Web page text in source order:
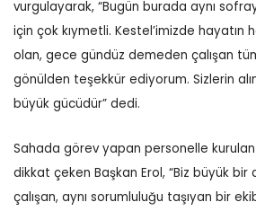
vurgulayarak, “Bugün burada aynı
için çok kıymetli. Kestel’imizde hayatın
olan, gece gündüz demeden çalışan
gönülden teşekkür ediyorum. Sizlerin
büyük gücüdür” dedi.
Sahada görev yapan personelle
dikkat çeken Başkan Erol, “Biz büyük bir
çalışan, aynı sorumluluğu taşıyan bir